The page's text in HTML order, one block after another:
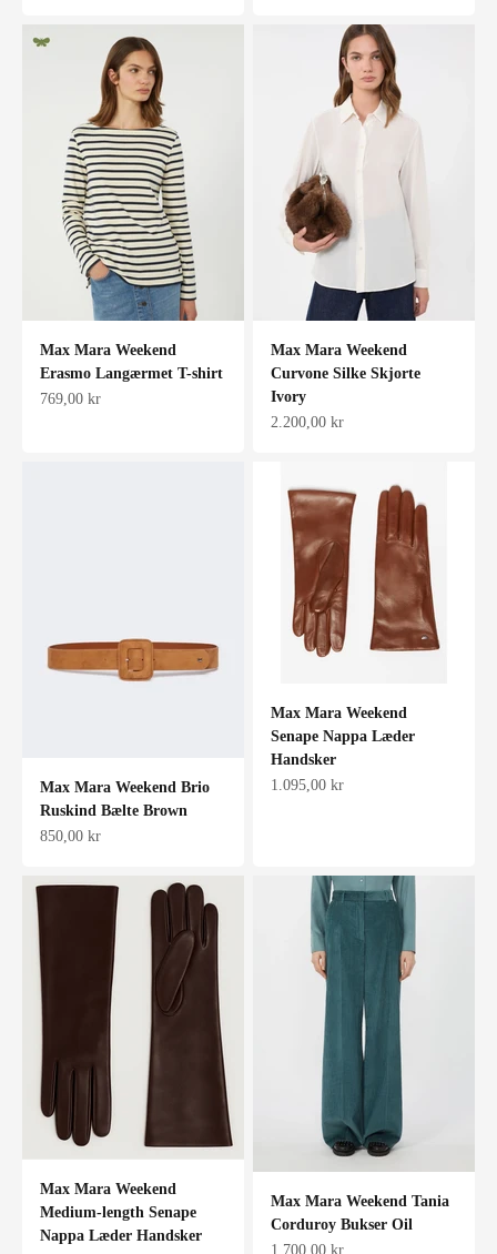
Max Mara Weekend
Erasmo Langærmet T-shirt
Salgspris
769,00 kr
Max Mara Weekend
Curvone Silke Skjorte
Ivory
Salgspris
2.200,00 kr
Max Mara Weekend Brio
Ruskind Bælte Brown
Salgspris
850,00 kr
Max Mara Weekend
Senape Nappa Læder
Handsker
Salgspris
1.095,00 kr
Max Mara Weekend
Medium-length Senape
Nappa Læder Handsker
Max Mara Weekend Tania
Corduroy Bukser Oil
Salgspris
1.700,00 kr